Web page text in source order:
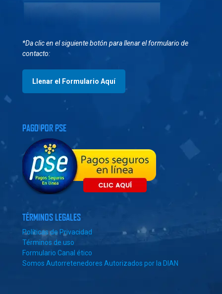
*Da clic en el siguiente botón para llenar el formulario de
contacto:
Llenar el Formulario Aquí
PAGO POR PSE
TÉRMINOS LEGALES
Políticas de Privacidad
Términos de uso
Formulario Canal ético
Somos Autorretenedores Autorizados por la DIAN